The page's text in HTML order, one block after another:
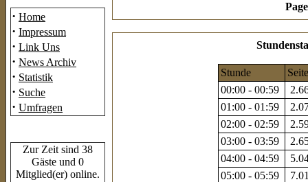
· Home
· Impressum
· Link Uns
· News Archiv
· Statistik
· Suche
· Umfragen
Zur Zeit sind 38
Gäste und 0
Mitglied(er) online.
Stunde
00:00 - 00:59
01:00 - 01:59
02:00 - 02:59
03:00 - 03:59
04:00 - 04:59
05:00 - 05:59